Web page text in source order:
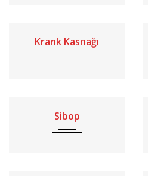
Krank Kasnağı
Sibop